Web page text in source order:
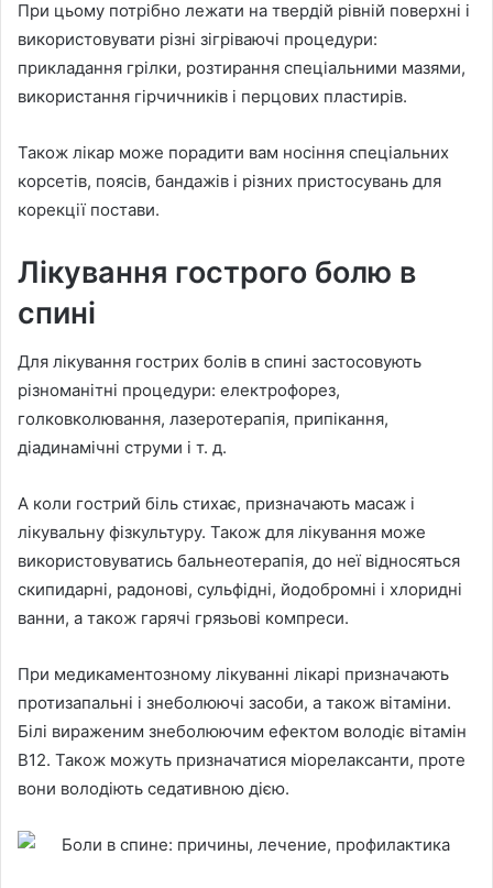
При цьому потрібно лежати на твердій рівній поверхні і
використовувати різні зігріваючі процедури:
прикладання грілки, розтирання спеціальними мазями,
використання гірчичників і перцових пластирів.
Також лікар може порадити вам носіння спеціальних
корсетів, поясів, бандажів і різних пристосувань для
корекції постави.
Лікування гострого болю в
спині
Для лікування гострих болів в спині застосовують
різноманітні процедури: електрофорез,
голковколювання, лазеротерапія, припікання,
діадинамічні струми і т. д.
А коли гострий біль стихає, призначають масаж і
лікувальну фізкультуру. Також для лікування може
використовуватись бальнеотерапія, до неї відносяться
скипидарні, радонові, сульфідні, йодобромні і хлоридні
ванни, а також гарячі грязьові компреси.
При медикаментозному лікуванні лікарі призначають
протизапальні і знеболюючі засоби, а також вітаміни.
Білі вираженим знеболюючим ефектом володіє вітамін
В12. Також можуть призначатися міорелаксанти, проте
вони володіють седативною дією.